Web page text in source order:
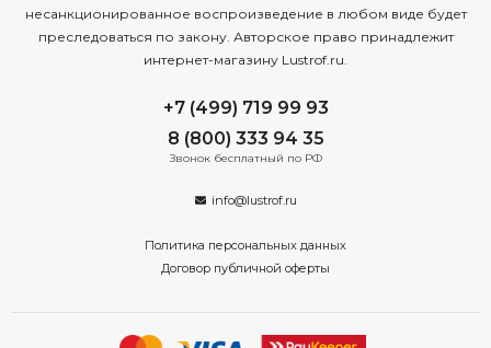
несанкционированное воспроизведение в любом виде будет
преследоваться по закону. Авторское право принадлежит
интернет-магазину Lustrof.ru.
+7 (499) 719 99 93
8 (800) 333 94 35
Звонок бесплатный по РФ
info@lustrof.ru
Политика персональных данных
Договор публичной оферты